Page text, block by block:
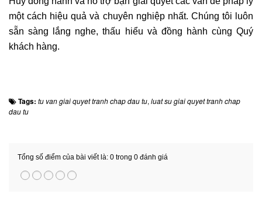
một cách hiệu quả và chuyên nghiệp nhất. Chúng tôi luôn
sẵn sàng lắng nghe, thấu hiểu và đồng hành cùng Quý
khách hàng.
Tags: tu van giai quyet tranh chap dau tu, luat su giai quyet tranh chap
dau tu
Tổng số điểm của bài viết là: 0 trong 0 đánh giá